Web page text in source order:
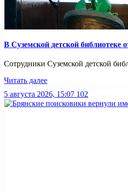
В Суземской детской
Сотрудники Суземской детской
Читать далее
5 августа 2026, 15:07 102